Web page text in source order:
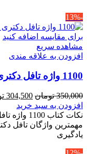
-13%
برای مقایسه اضافه کنید
مشاهده سریع
افزودن به علاقه مندی
1100 واژه تافل دکتری رمضانی -کتاب آوا
350,000 تومان قیمت
اصلی
بود.
304,500
افزودن به سبد خرید
نکات
مهمترین واژگان تافل
یادگیری